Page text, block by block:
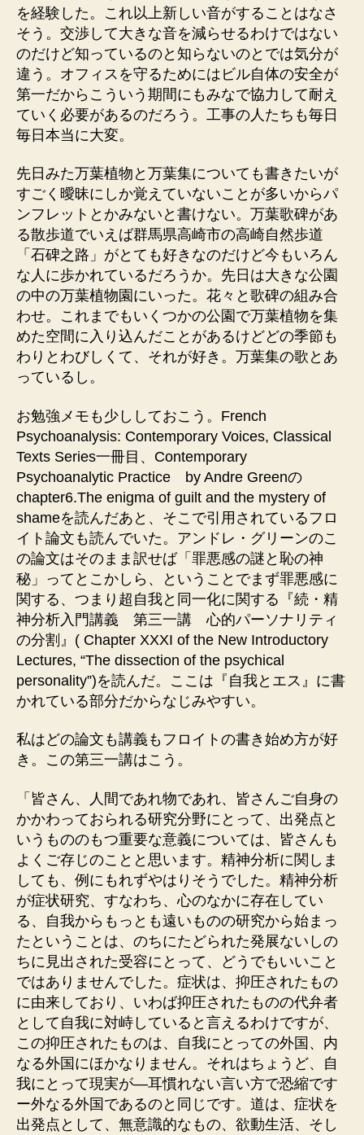
を経験した。これ以上新しい音がすることはなさ
そう。交渉して大きな音を減らせるわけではない
のだけど知っているのと知らないのとでは気分が
違う。オフィスを守るためにはビル自体の安全が
第一だからこういう期間にもみなで協力して耐え
ていく必要があるのだろう。工事の人たちも毎日
毎日本当に大変。
先日みた万葉植物と万葉集についても書きたいが
すごく曖昧にしか覚えていないことが多いからパ
ンフレットとかみないと書けない。万葉歌碑があ
る散歩道でいえば群馬県高崎市の高崎自然歩道
「石碑之路」がとても好きなのだけど今もいろん
な人に歩かれているだろうか。先日は大きな公園
の中の万葉植物園にいった。花々と歌碑の組み合
わせ。これまでもいくつかの公園で万葉植物を集
めた空間に入り込んだことがあるけどどの季節も
わりとわびしくて、それが好き。万葉集の歌とあ
っているし。
お勉強メモも少ししておこう。French
Psychoanalysis: Contemporary Voices, Classical
Texts Series一冊目、Contemporary
Psychoanalytic Practice by Andre Greenの
chapter6.The enigma of guilt and the mystery of
shameを読んだあと、そこで引用されているフロ
イト論文も読んでいた。アンドレ・グリーンのこ
の論文はそのまま訳せば「罪悪感の謎と恥の神
秘」ってとこかしら、ということでまず罪悪感に
関する、つまり超自我と同一化に関する『続・精
神分析入門講義 第三一講 心的パーソナリティ
の分割』( Chapter XXXI of the New Introductory
Lectures, “The dissection of the psychical
personality”)を読んだ。ここは『自我とエス』に書
かれている部分だからなじみやすい。
私はどの論文も講義もフロイトの書き始め方が好
き。この第三一講はこう。
「皆さん、人間であれ物であれ、皆さんご自身の
かかわっておられる研究分野にとって、出発点と
いうもののもつ重要な意義については、皆さんも
よくご存じのことと思います。精神分析に関しま
しても、例にもれずやはりそうでした。精神分析
が症状研究、すなわち、心のなかに存在してい
る、自我からもっとも遠いものの研究から始まっ
たということは、のちにたどられた発展ないしの
ちに見出された受容にとって、どうでもいいこと
ではありませんでした。症状は、抑圧されたもの
に由来しており、いわば抑圧されたものの代弁者
として自我に対峙していると言えるわけですが、
この抑圧されたものは、自我にとっての外国、内
なる外国にほかなりません。それはちょうど、自
我にとって現実が—耳慣れない言い方で恐縮です
ー外なる外国であるのと同じです。道は、症状を
出発点として、無意識的なもの、欲動生活、そし